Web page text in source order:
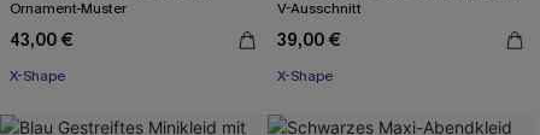
Ornament-Muster
43,00 €
X-Shape
V-Ausschnitt
39,00 €
X-Shape